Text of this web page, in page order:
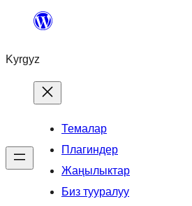
Мазмунга
Kyrgyz
Темалар
Плагиндер
Жаңылыктар
Биз тууралуу